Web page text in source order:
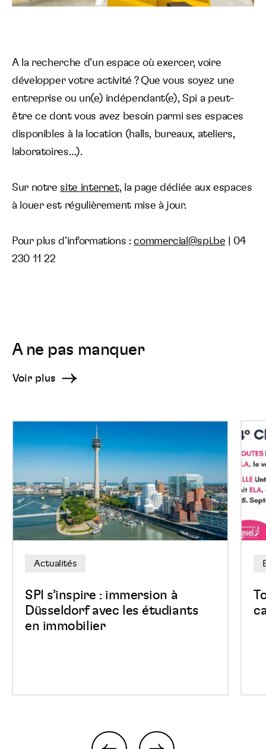
Langue :
A la recherche d’un espace où exercer, voire
développer votre activité ? Que vous soyez une
entreprise ou un(e) indépendant(e), Spi a peut-
être ce dont vous avez besoin parmi ses espaces
disponibles à la location (halls, bureaux, ateliers,
laboratoires…).
Sur notre site internet, la page dédiée aux espaces
à louer est régulièrement mise à jour.
Pour plus d’informations :commercial@spi.be | 04
230 11 22
A ne pas manquer
Voir plus
Actualités
SPI s’inspire : immersion à
Düsseldorf avec les étudiants
en immobilier
s’inspire
immersion
à
Düsseldorf
immobilier
Tous
pour
une
Park
previous